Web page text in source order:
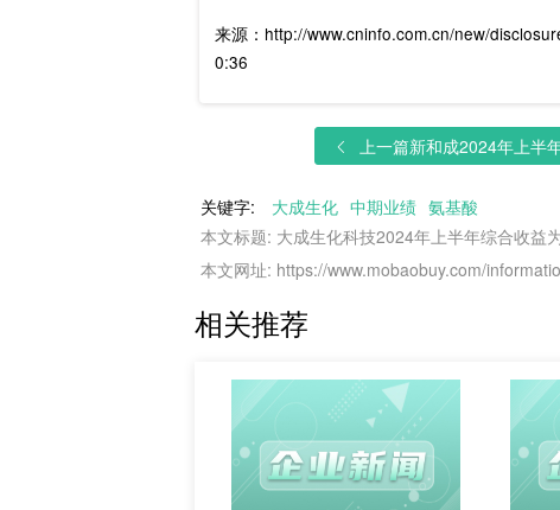
来源：http://www.cninfo.com.cn/new/
0:36
上一篇新和成2024年上半
关键字: 大成生化 中期业绩 氨基酸
本文标题: 大成生化科技2024年上半年综合收益
本文网址: https://www.mobaobuy.com/
相关推荐